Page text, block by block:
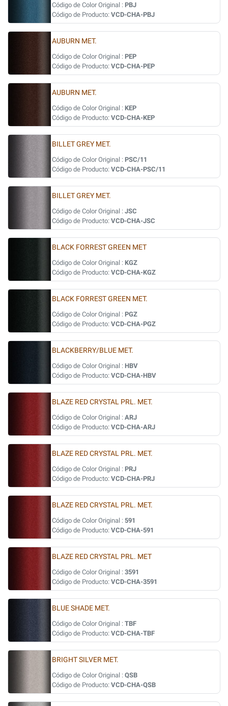
Código de Color Original : PBJ
Código de Producto: VCD-CHA-PBJ
AUBURN MET.
Código de Color Original : PEP
Código de Producto: VCD-CHA-PEP
AUBURN MET.
Código de Color Original : KEP
Código de Producto: VCD-CHA-KEP
BILLET GREY MET.
Código de Color Original : PSC/11
Código de Producto: VCD-CHA-PSC/11
BILLET GREY MET.
Código de Color Original : JSC
Código de Producto: VCD-CHA-JSC
BLACK FORREST GREEN MET
Código de Color Original : KGZ
Código de Producto: VCD-CHA-KGZ
BLACK FORREST GREEN MET.
Código de Color Original : PGZ
Código de Producto: VCD-CHA-PGZ
BLACKBERRY/BLUE MET.
Código de Color Original : HBV
Código de Producto: VCD-CHA-HBV
BLAZE RED CRYSTAL PRL. MET.
Código de Color Original : ARJ
Código de Producto: VCD-CHA-ARJ
BLAZE RED CRYSTAL PRL. MET.
Código de Color Original : PRJ
Código de Producto: VCD-CHA-PRJ
BLAZE RED CRYSTAL PRL. MET.
Código de Color Original : 591
Código de Producto: VCD-CHA-591
BLAZE RED CRYSTAL PRL. MET
Código de Color Original : 3591
Código de Producto: VCD-CHA-3591
BLUE SHADE MET.
Código de Color Original : TBF
Código de Producto: VCD-CHA-TBF
BRIGHT SILVER MET.
Código de Color Original : QSB
Código de Producto: VCD-CHA-QSB